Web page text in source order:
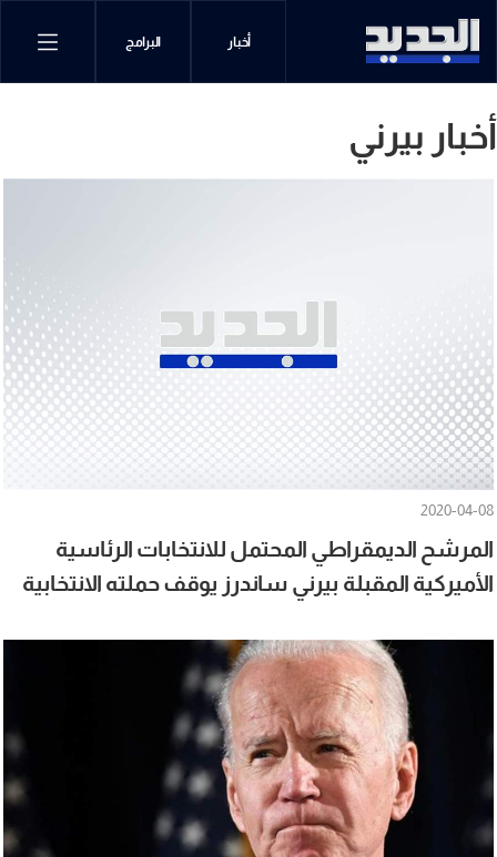
أخبار البرامج
أخبار بيرني
2020-04-08
المرشح الديمقراطي المحتمل للانتخابات الرئاسية
الأميركية المقبلة بيرني ساندرز يوقف حملته الانتخابية